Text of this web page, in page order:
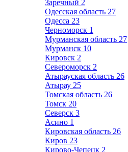
Заречный 2
Одесская область 27
Одесса 23
Черноморск 1
Мурманская область 27
Мурманск 10
Кировск 2
Североморск 2
Атырауская область 26
Атырау 25
Томская область 26
Томск 20
Северск 3
Асино 1
Кировская область 26
Киров 23
Кирово-Чепецк 2